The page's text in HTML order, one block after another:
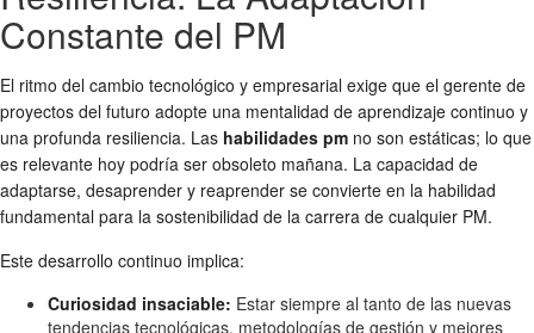
Constante del PM
El ritmo del cambio tecnológico y empresarial exige que el gerente de
proyectos del futuro adopte una mentalidad de aprendizaje continuo y
una profunda resiliencia. Las habilidades pm no son estáticas; lo que
es relevante hoy podría ser obsoleto mañana. La capacidad de
adaptarse, desaprender y reaprender se convierte en la habilidad
fundamental para la sostenibilidad de la carrera de cualquier PM.
Este desarrollo continuo implica:
Curiosidad insaciable: Estar siempre al tanto de las nuevas
tendencias tecnológicas, metodologías de gestión y mejores